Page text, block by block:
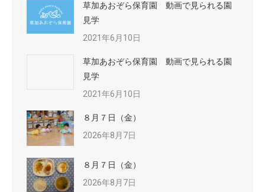
草加あおぞら保育園 動画で見られる園
見学
2021年6月10日
草加あおぞら保育園 動画で見られる園
見学
2021年6月10日
８月７日（金）
2026年8月7日
８月７日（金）
2026年8月7日